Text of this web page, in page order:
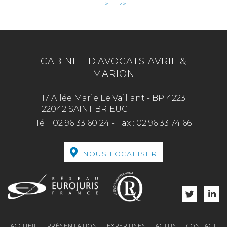
> >>
CABINET D'AVOCATS AVRIL &
MARION
17 Allée Marie Le Vaillant - BP 4223
22042 SAINT BRIEUC
Tél : 02 96 33 60 24 - Fax : 02 96 33 74 66
NOUS LOCALISER